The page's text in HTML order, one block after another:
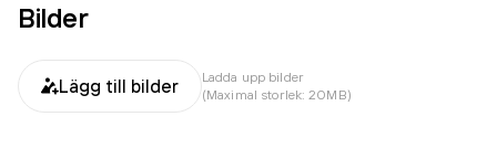
Bilder
Lägg till bilder
Ladda upp bilder
(Maximal storlek: 20MB)